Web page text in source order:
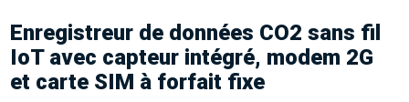
Enregistreur de données CO2 sans fil
IoT avec capteur intégré, modem 2G
et carte SIM à forfait fixe